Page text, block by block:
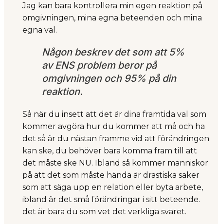
Jag kan bara kontrollera min egen reaktion på
omgivningen, mina egna beteenden och mina
egna val.
Någon beskrev det som att 5%
av ENS problem beror på
omgivningen och 95% på din
reaktion.
Så när du insett att det är dina framtida val som
kommer avgöra hur du kommer att må och ha
det så är du nästan framme vid att förändringen
kan ske, du behöver bara komma fram till att
det måste ske NU. Ibland så kommer människor
på att det som måste hända är drastiska saker
som att säga upp en relation eller byta arbete,
ibland är det små förändringar i sitt beteende.
det är bara du som vet det verkliga svaret.